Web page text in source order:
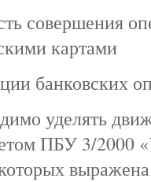
совершения
картами
банковских
уделять
ПБУ 3/2000